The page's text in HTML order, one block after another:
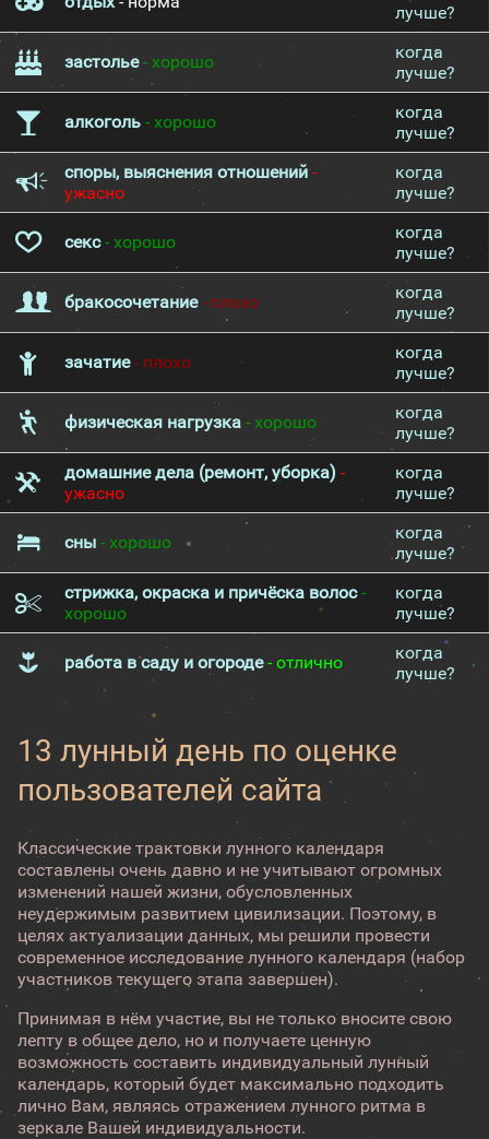
лучше?
застолье- хорошо
когда
лучше?
алкоголь - хорошо
когда
лучше?
споры, выяснения отношений -
ужасно
когда
лучше?
секс- хорошо
когда
лучше?
бракосочетание- плохо
когда
лучше?
зачатие- плохо
когда
лучше?
физическая нагрузка - хорошо
когда
лучше?
домашние дела (ремонт, уборка) -
ужасно
когда
лучше?
сны - хорошо
когда
лучше?
стрижка, окраска и причёска волос-
хорошо
когда
лучше?
работа в саду и огороде- отлично
когда
лучше?
13 лунный день по оценке
пользователей сайта
Классические трактовки лунного календаря
составлены очень давно и не учитывают огромных
изменений нашей жизни, обусловленных
неудержимым развитием цивилизации. Поэтому, в
целях актуализации данных, мы решили провести
современное исследование лунного календаря (набор
участников текущего этапа завершен).
Принимая в нём участие, вы не только вносите свою
лепту в общее дело, но и получаете ценную
возможность составить индивидуальный лунный
календарь, который будет максимально подходить
лично Вам, являясь отражением лунного ритма в
зеркале Вашей индивидуальности.